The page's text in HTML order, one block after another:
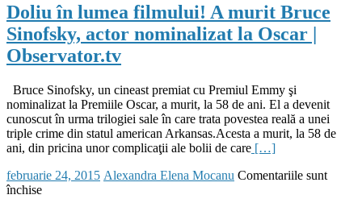
un
actor
important
apărare
a
NATO
Doliu în lumea filmului! A murit Bruce
Sinofsky, actor nominalizat la Oscar |
Observator.tv
Bruce Sinofsky, un cineast premiat cu Premiul Emmy şi
nominalizat la Premiile Oscar, a murit, la 58 de ani. El a devenit
cunoscut în urma trilogiei sale în care trata povestea reală a unei
triple crime din statul american Arkansas.Acesta a murit, la 58 de
ani, din pricina unor complicaţii ale bolii de care […]
Posted
on
februarie 24, 2015 Author
Alexandra Elena Mocanu Comentariile sunt
închisepentru